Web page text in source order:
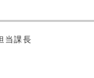
当課長